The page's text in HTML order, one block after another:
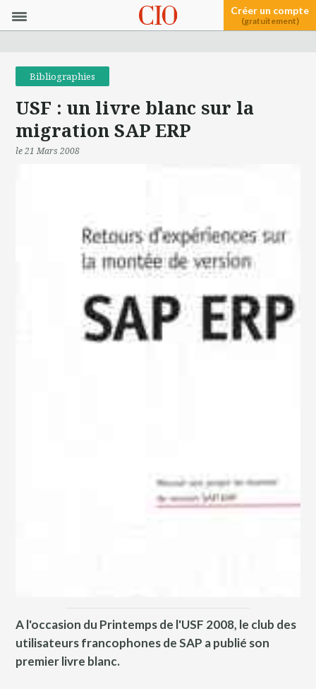
Créer un compte
(gratuitement)
Bibliographies
USF : un livre blanc sur la
migration SAP ERP
le 21 Mars 2008
A l'occasion du Printemps de l'USF 2008, le club des
utilisateurs francophones de SAP a publié son
premier livre blanc.